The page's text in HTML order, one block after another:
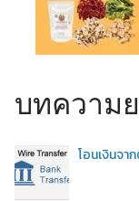
บทความ
โอนเงินจา